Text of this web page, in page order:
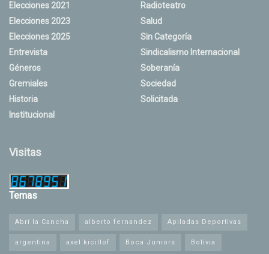
Elecciones 2021
Elecciones 2023
Elecciones 2025
Entrevista
Géneros
Gremiales
Historia
Institucional
Radioteatro
Salud
Sin Categoría
Sindicalismo Internacional
Soberanía
Sociedad
Solicitada
Visitas
Temas
Abrí la Cancha alberto fernandez Apiladas Deportivas
argentina axel kicillof Boca Juniors Bolivia